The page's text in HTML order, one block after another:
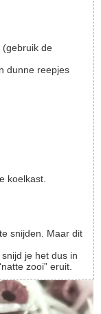
(gebruik de
dunne reepjes
koelkast.
snijden. Maar dit
zooi” eruit.